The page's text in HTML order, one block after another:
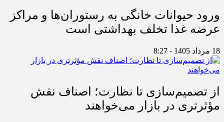
ورود حیوانات خانگی به رستوران‌ها و مراکز
عرضه غذا تخلف بهداشتی است
18 مرداد 1405 - 8:27
از تصمیم‌سازی تا نظارت؛ اصناف نقش
مؤثرتری در بازار می‌خواهند